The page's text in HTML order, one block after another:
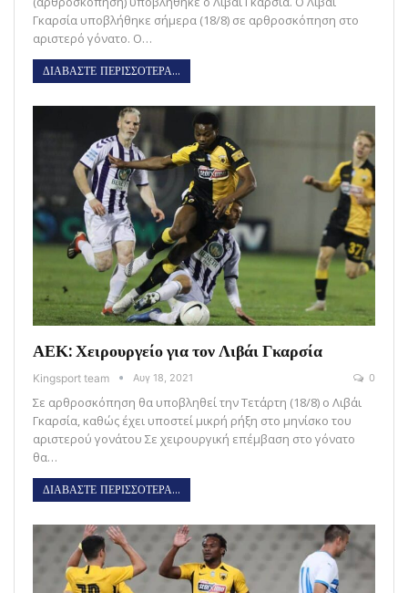
Γκαρσία υποβλήθηκε σήμερα (18/8) σε αρθροσκόπηση στο
αριστερό γόνατο. Ο…
ΔΙΑΒΑΣΤΕ ΠΕΡΙΣΣΟΤΕΡΑ...
ΑΕΚ: Χειρουργείο για τον Λιβάι Γκαρσία
Kingsport team Αυγ 18, 2021 0
Σε αρθροσκόπηση θα υποβληθεί την Τετάρτη (18/8) ο Λιβάι
Γκαρσία, καθώς έχει υποστεί μικρή ρήξη στο μηνίσκο του
αριστερού γονάτου Σε χειρουργική επέμβαση στο γόνατο
θα…
ΔΙΑΒΑΣΤΕ ΠΕΡΙΣΣΟΤΕΡΑ...